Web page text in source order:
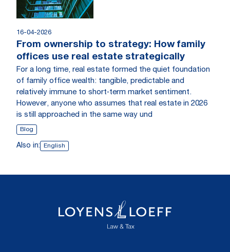
16-04-2026
From ownership to strategy: How family
offices use real estate strategically
For a long time, real estate formed the quiet foundation
of family office wealth: tangible, predictable and
relatively immune to short‑term market sentiment.
However, anyone who assumes that real estate in 2026
is still approached in the same way und
Blog
Also in: English